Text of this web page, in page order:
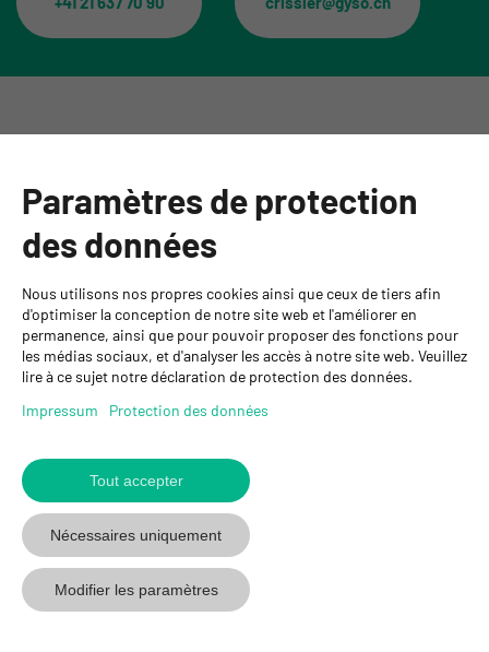
Informations
GYSO SA
Succursale Crissier
Chemin de Closalet 20
1023 Crissier
+41 21 637 70 90
www.gyso.ch
suivez
GYSO
sur
suivez
GYSO
Youtube
suivez
GYSO
sur
Linkedin
Paramètres de protection
des données
Nous utilisons nos propres cookies ainsi que ceux de tiers afin
d'optimiser la conception de notre site web et l'améliorer en
permanence, ainsi que pour pouvoir proposer des fonctions pour
les médias sociaux, et d'analyser les accès à notre site web. Veuillez
lire à ce sujet notre déclaration de protection des données.
Impressum
Protection des données
Tout accepter
Nécessaires uniquement
Modifier les paramètres